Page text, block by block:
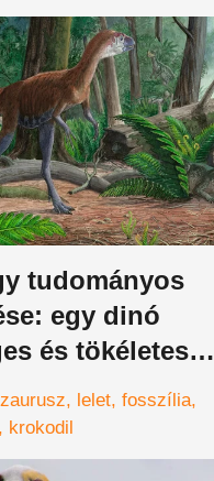
tudományos
egy dinó
és tökéletes
lelet fosszília
krokodil